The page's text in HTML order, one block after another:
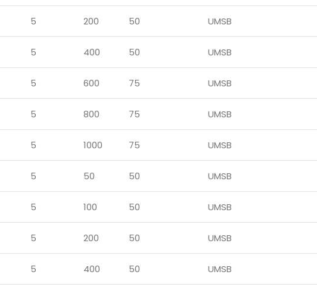
5 200 50 UMSB
5 400 50 UMSB
5 600 75 UMSB
5 800 75 UMSB
5 1000 75 UMSB
5 50 50 UMSB
5 100 50 UMSB
5 200 50 UMSB
5 400 50 UMSB